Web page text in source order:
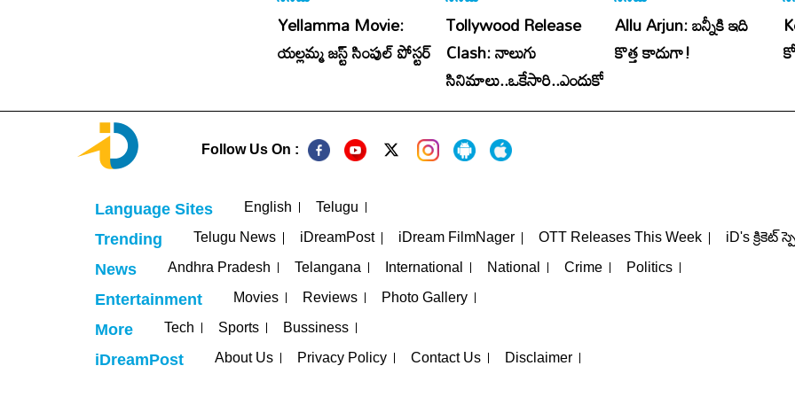
Yellamma Movie:
యల్లమ్మ జస్ట్ సింపుల్ పోస్టర్
Tollywood Release
Clash: నాలుగు
సినిమాలు..ఒకేసారి..ఎందుకో?
Allu Arjun: బన్నీకి ఇది
కొత్త కాదుగా!
Follow Us On :
Language Sites English Telugu
Trending Telugu News iDreamPost iDream FilmNager OTT Releases This Week iD's క్రికెట్
News Andhra Pradesh Telangana International National Crime Politics
Entertainment Movies Reviews Photo Gallery
More Tech Sports Bussiness
iDreamPost About Us Privacy Policy Contact Us Disclaimer